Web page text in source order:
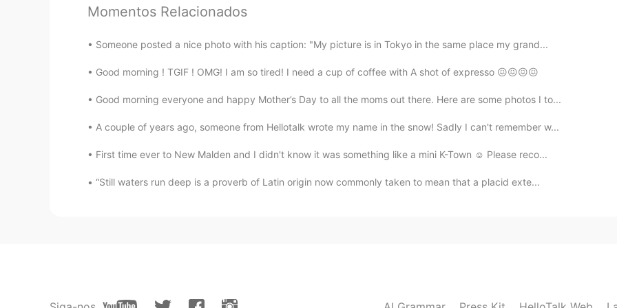
@Lai 걱정해주셔서 감사합니다 ㅠㅠ 제가 엄마와 냉동실에 있는 음식을 전기가 들어오는 할
어쩔 수 없이 그냥 놔뒀어요 ㅠㅋㅋㅋ
EN KR
@Klara 그러네요 ㅎㅎ
Momentos Relacionados
Someone posted a nice photo with his caption: "My picture is in Tokyo in the same place my grand...
Good morning ! TGIF ! OMG! I am so tired! I need a cup of coffee with A shot of expresso 😖😖😖😖
Good morning everyone and happy Mother’s Day to all the moms out there. Here are some photos I to...
A couple of years ago, someone from Hellotalk wrote my name in the snow! Sadly I can't remember w...
First time ever to New Malden and I didn't know it was something like a mini K-Town ☺ Please reco...
“Still waters run deep is a proverb of Latin origin now commonly taken to mean that a placid exte...